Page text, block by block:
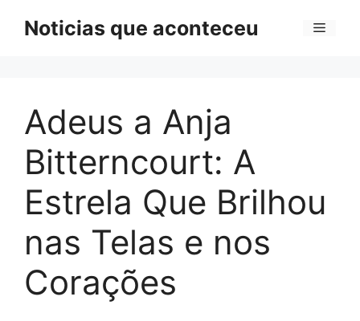
Noticias que aconteceu Menu
Adeus a Anja
Bitterncourt: A
Estrela Que Brilhou
nas Telas e nos
Corações